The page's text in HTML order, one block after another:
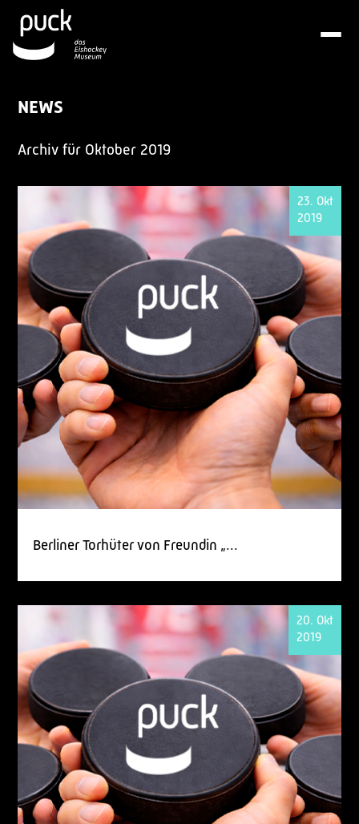
NEWS
Archiv für Oktober 2019
23. Okt
2019
Berliner Torhüter von Freundin „...
20. Okt
2019